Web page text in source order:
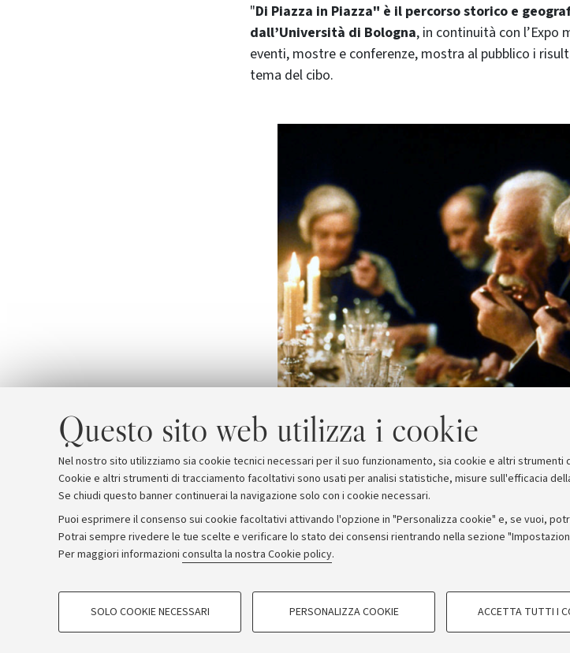
Questo sito web utilizza i cookie
Nel nostro sito utilizziamo sia cookie tecnici necessari per il suo funzionamento, sia cookie e altri
Cookie e altri strumenti di tracciamento facoltativi sono usati per analisi statistiche, misure sull'efficacia
Se chiudi questo banner continuerai la navigazione solo con i cookie necessari.
Puoi esprimere il consenso sui cookie facoltativi attivando l'opzione in "Personalizza cookie" e, se vuoi,
Potrai sempre rivedere le tue scelte e verificare lo stato dei consensi rientrando nella sezione
Per maggiori informazioni consulta la nostra Cookie policy.
COOKIE DI PROFILAZIONE - FACOLTATIVI
SOLO COOKIE NECESSARI PERSONALIZZA COOKIE ACCETTA TUTTI I
"Di Piazza in Piazza" è il percorso storico e
dall’Università di Bologna, in continuità con l’Expo
eventi, mostre e conferenze, mostra al pubblico i
tema del cibo.
Archivio Comunicati stampa Redazione Rassegna stampa
© Copyright 2026 - ALMA MATER STUDIORUM - Università di Bologna - Via
Privacy
Note legali